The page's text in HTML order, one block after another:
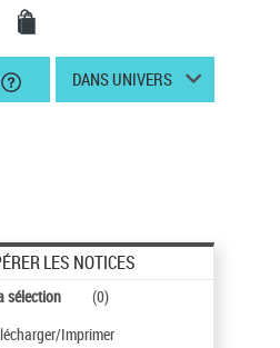
DANS UNIVERS
LES NOTICES
sélection (0)
Imprimer